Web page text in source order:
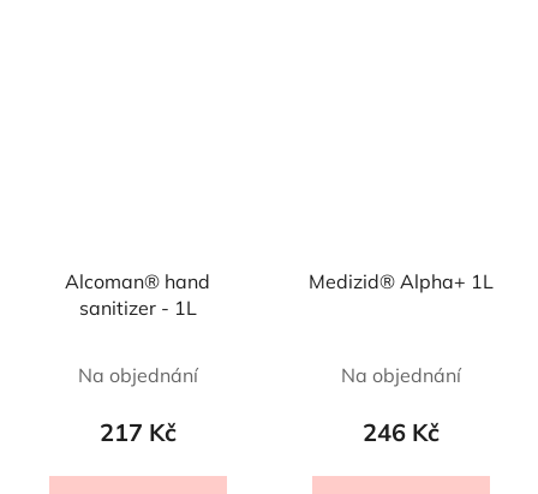
Alcoman® hand
sanitizer - 1L
Na objednání
217 Kč
Medizid® Alpha+ 1L
Na objednání
246 Kč